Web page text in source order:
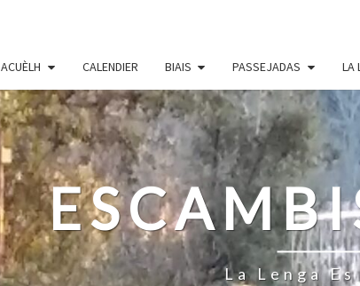
ACUÈLH CALENDIER BIAIS PASSEJADAS LA
La Lenga